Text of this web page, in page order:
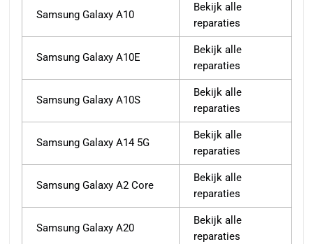
Samsung Galaxy A10
Bekijk alle
reparaties
Samsung Galaxy A10E
Bekijk alle
reparaties
Samsung Galaxy A10S
Bekijk alle
reparaties
Samsung Galaxy A14 5G
Bekijk alle
reparaties
Samsung Galaxy A2 Core
Bekijk alle
reparaties
Samsung Galaxy A20
Bekijk alle
reparaties